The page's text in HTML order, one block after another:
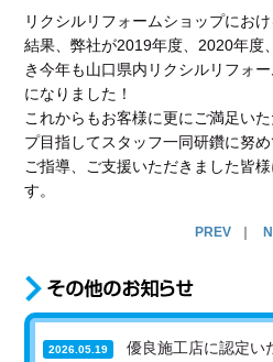
リクシルリフォームショップにお
結果、弊社が2019年度、2020年度
き今年も山口県内リクシルリフォ
になりました！
これからもお客様に更にご満足い
プ目指してスタッフ一同研鑽に努め
ご指導、ご支援いただきました皆
す。
PREV
2026.05.19 優良施工店に認定い